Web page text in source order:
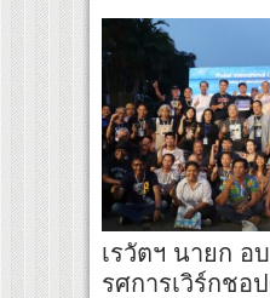
เรวัตฯ นายก อ
รศการเวิร์กชอ